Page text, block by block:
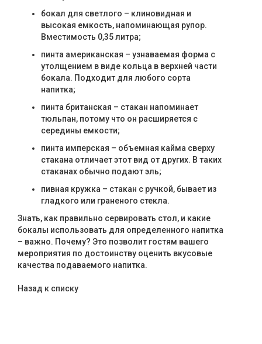
бокал для светлого – клиновидная и
высокая емкость, напоминающая рупор.
Вместимость 0,35 литра;
пинта американская – узнаваемая форма с
утолщением в виде кольца в верхней части
бокала. Подходит для любого сорта
напитка;
пинта британская – стакан напоминает
тюльпан, потому что он расширяется с
середины емкости;
пинта имперская – объемная кайма сверху
стакана отличает этот вид от других. В таких
стаканах обычно подают эль;
пивная кружка – стакан с ручкой, бывает из
гладкого или граненого стекла.
Знать, как правильно сервировать стол, и какие
бокалы использовать для определенного напитка
– важно. Почему? Это позволит гостям вашего
мероприятия по достоинству оценить вкусовые
качества подаваемого напитка.
Назад к списку